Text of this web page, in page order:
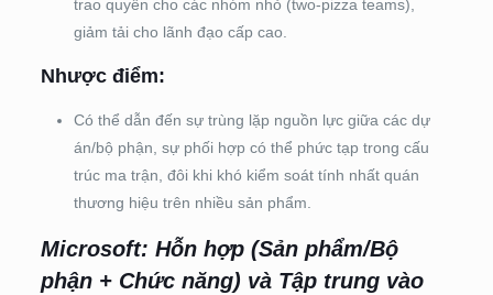
trao quyền cho các nhóm nhỏ (two-pizza teams),
giảm tải cho lãnh đạo cấp cao.
Nhược điểm:
Có thể dẫn đến sự trùng lặp nguồn lực giữa các dự
án/bộ phận, sự phối hợp có thể phức tạp trong cấu
trúc ma trận, đôi khi khó kiểm soát tính nhất quán
thương hiệu trên nhiều sản phẩm.
Microsoft: Hỗn hợp (Sản phẩm/Bộ
phận + Chức năng) và Tập trung vào